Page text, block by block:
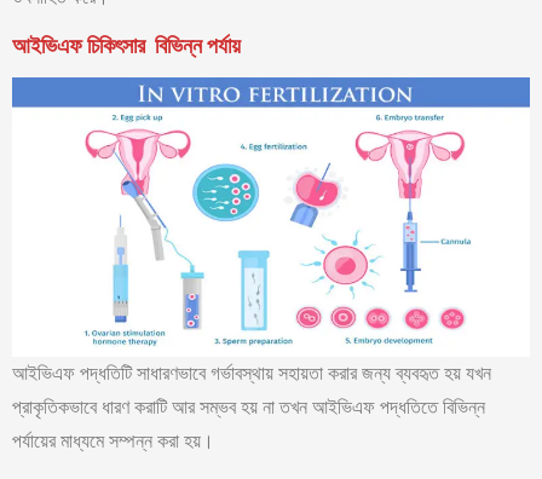
আইভিএফ চিকিৎসার বিভিন্ন পর্যায়
আইভিএফ পদ্ধতিটি সাধারণভাবে গর্ভাবস্থায় সহায়তা করার জন্য ব্যবহৃত হয় যখন
প্রাকৃতিকভাবে ধারণ করাটি আর সম্ভব হয় না তখন আইভিএফ পদ্ধতিতে বিভিন্ন
পর্যায়ের মাধ্যমে সম্পন্ন করা হয়।